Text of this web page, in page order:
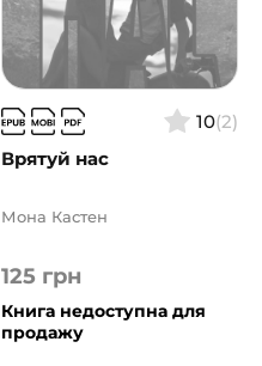
10(2)
Врятуй нас
125 грн
Мона Кастен
Книга недоступна для
продажу